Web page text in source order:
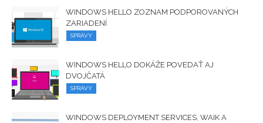
WINDOWS HELLO ZOZNAM PODPOROVANÝCH
ZARIADENÍ
SPRÁVY
WINDOWS HELLO DOKÁŽE POVEDAŤ AJ
DVOJČATÁ
SPRÁVY
WINDOWS DEPLOYMENT SERVICES, WAIK A